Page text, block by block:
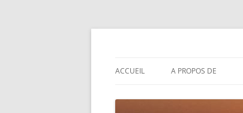
Aller
ACCUEIL A PROPOS DE